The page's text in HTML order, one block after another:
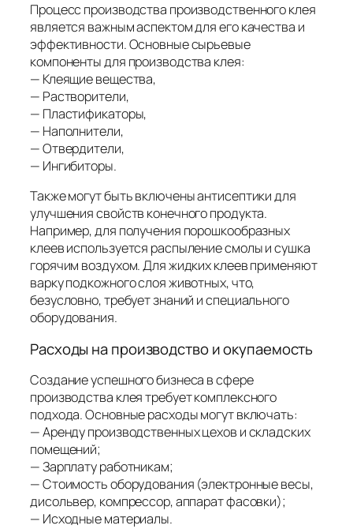
Процесс производства производственного клея
является важным аспектом для его качества и
эффективности. Основные сырьевые
компоненты для производства клея:
— Клеящие вещества,
— Растворители,
— Пластификаторы,
— Наполнители,
— Отвердители,
— Ингибиторы.
Также могут быть включены антисептики для
улучшения свойств конечного продукта.
Например, для получения порошкообразных
клеев используется распыление смолы и сушка
горячим воздухом. Для жидких клеев применяют
варку подкожного слоя животных, что,
безусловно, требует знаний и специального
оборудования.
Расходы на производство и окупаемость
Создание успешного бизнеса в сфере
производства клея требует комплексного
подхода. Основные расходы могут включать:
— Аренду производственных цехов и складских
помещений;
— Зарплату работникам;
— Стоимость оборудования (электронные весы,
дисольвер, компрессор, аппарат фасовки);
— Исходные материалы.